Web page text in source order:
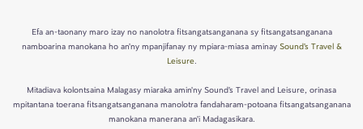
Efa an-taonany maro izay no nanolotra fitsangatsanganana sy fitsangatsanganana
namboarina manokana ho an'ny mpanjifanay ny mpiara-miasa aminay Sound's Travel &
Leisure.
Mitadiava kolontsaina Malagasy miaraka amin'ny Sound's Travel and Leisure, orinasa
mpitantana toerana fitsangatsanganana manolotra fandaharam-potoana fitsangatsanganana
manokana manerana an'i Madagasikara.